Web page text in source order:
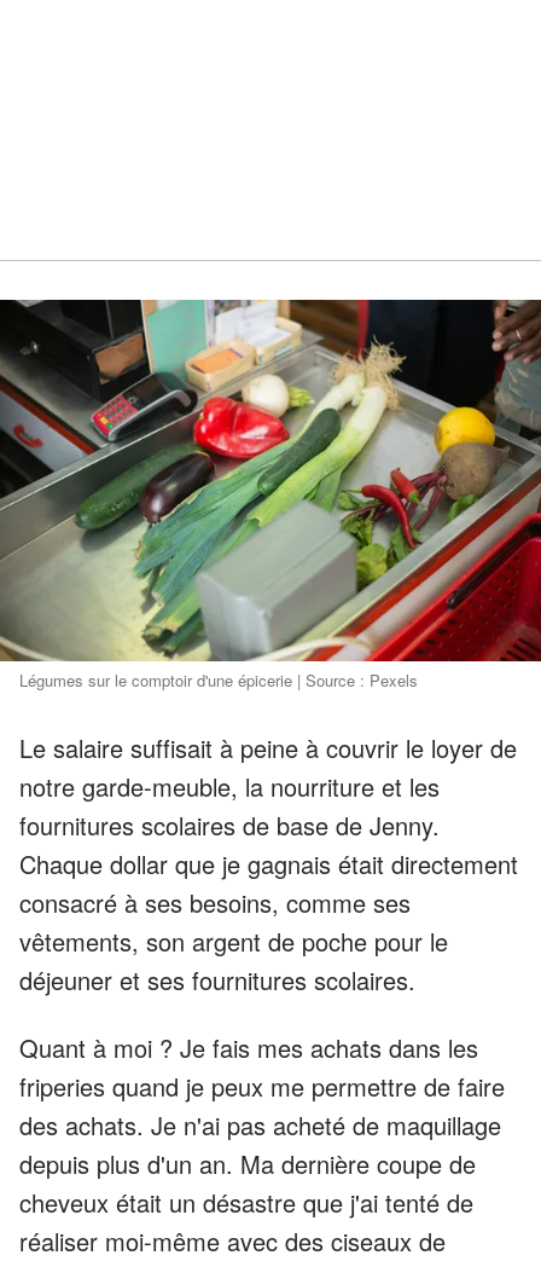
Légumes sur le comptoir d'une épicerie | Source : Pexels
Le salaire suffisait à peine à couvrir le loyer de
notre garde-meuble, la nourriture et les
fournitures scolaires de base de Jenny.
Chaque dollar que je gagnais était directement
consacré à ses besoins, comme ses
vêtements, son argent de poche pour le
déjeuner et ses fournitures scolaires.
Quant à moi ? Je fais mes achats dans les
friperies quand je peux me permettre de faire
des achats. Je n'ai pas acheté de maquillage
depuis plus d'un an. Ma dernière coupe de
cheveux était un désastre que j'ai tenté de
réaliser moi-même avec des ciseaux de